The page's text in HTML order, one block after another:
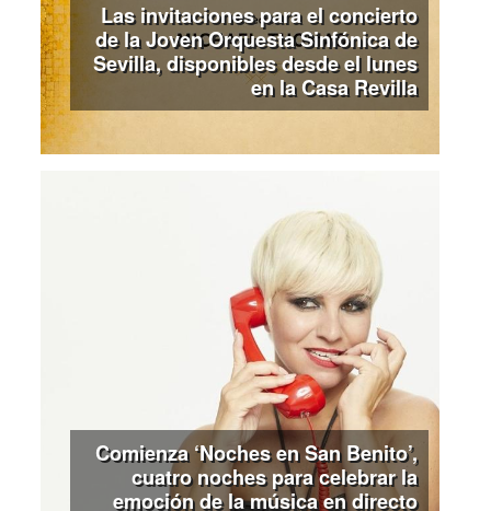
Las invitaciones para el concierto
de la Joven Orquesta Sinfónica de
Sevilla, disponibles desde el lunes
en la Casa Revilla
Comienza ‘Noches en San Benito’,
cuatro noches para celebrar la
emoción de la música en directo